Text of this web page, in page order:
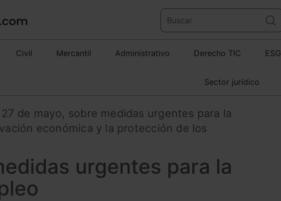
Civil Mercantil Administrativo Derecho TIC ESG
Sector jurídico
de mayo, sobre medidas urgentes para la
económica y la protección de los
urgentes para la